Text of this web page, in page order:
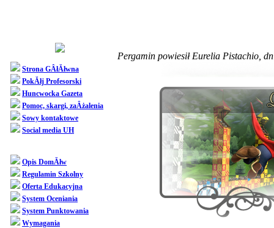
Strona GÂłĂłwna
PokĂłj Profesorski
Huncwocka Gazeta
Pomoc, skargi, zaÂżalenia
Sowy kontaktowe
Social media UH
Opis DomĂłw
Regulamin Szkolny
Oferta Edukacyjna
System Oceniania
System Punktowania
Wymagania
Pergamin powiesił Eurelia Pistachio,